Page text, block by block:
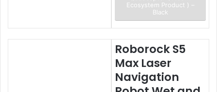
Ecosystem Product ) –
Black
Roborock S5
Max Laser
Navigation